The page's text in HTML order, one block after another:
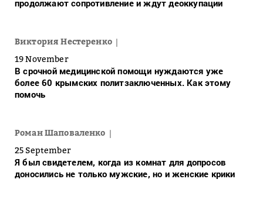
продолжают сопротивление и ждут деоккупации
Виктория Нестеренко
19 November
В срочной медицинской помощи нуждаются уже
более 60 крымских политзаключенных. Как этому
помочь
Роман Шаповаленко
25 September
Я был свидетелем, когда из комнат для допросов
доносились не только мужские, но и женские крики